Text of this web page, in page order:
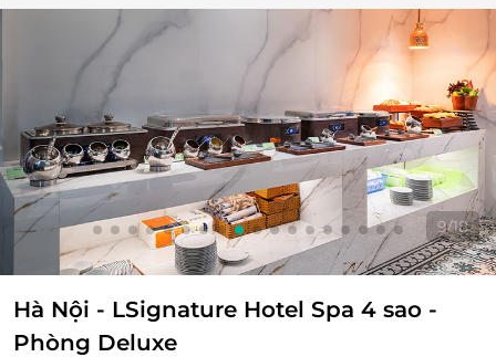
9/18
Hà Nội - LSignature Hotel Spa 4 sao -
Phòng Deluxe